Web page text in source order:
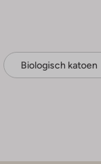
Biologisch katoen